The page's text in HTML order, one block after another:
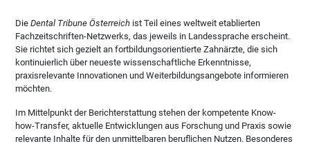
DieDental Tribune Österreich ist Teil eines weltweit etablierten
Fachzeitschriften-Netzwerks, das jeweils in Landessprache erscheint.
Sie richtet sich gezielt an fortbildungsorientierte Zahnärzte, die sich
kontinuierlich über neueste wissenschaftliche Erkenntnisse,
praxisrelevante Innovationen und Weiterbildungsangebote informieren
möchten.
Im Mittelpunkt der Berichterstattung stehen der kompetente Know-
how-Transfer, aktuelle Entwicklungen aus Forschung und Praxis sowie
relevante Inhalte für den unmittelbaren beruflichen Nutzen. Besonderes